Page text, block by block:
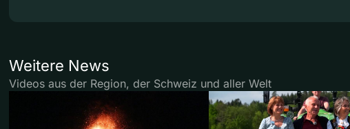
Weitere News
Videos aus der Region, der Schweiz und aller Welt